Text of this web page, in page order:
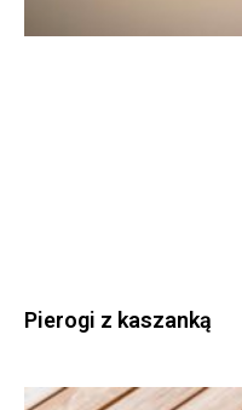
Pierogi z kaszanką